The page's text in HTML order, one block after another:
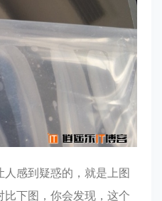
感到疑惑的，就是上图
下图，你会发现，这个